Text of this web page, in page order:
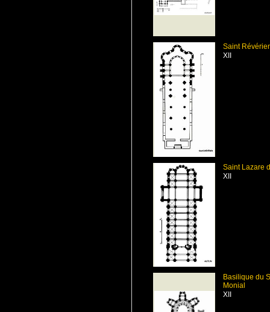
Saint
XII
Saint Lazare
XII
Basilique du
Monial
XII